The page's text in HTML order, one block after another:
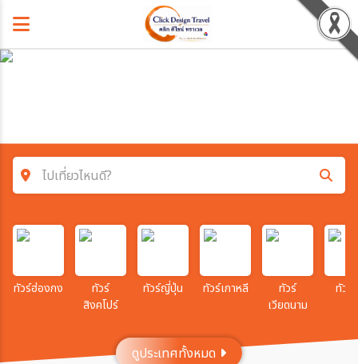
ไปเที่ยวไหนดี?
ค้นหาโปรแกรมทัวร์
ทัวร์ฮ่องกง
ทัวร์
สิงคโปร์
ทัวร์ญี่ปุ่น ทัวร์เกาหลี
ทัวร์
เวียดนาม
ทัวร์
ดูประเทศทั้งหมด